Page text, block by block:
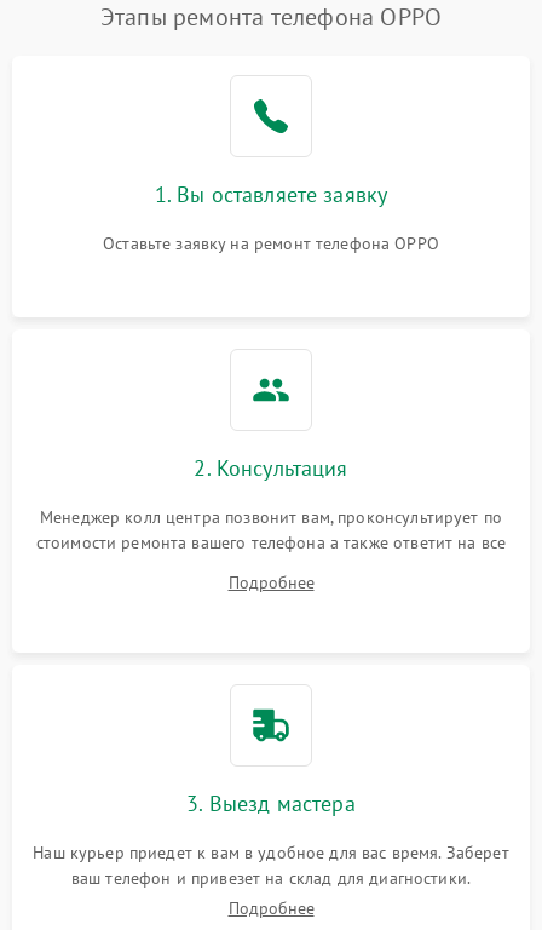
Не работает Face ID 4000 ₽ Подробнее →
Этапы ремонта телефона OPPO
1. Вы оставляете заявку
Оставьте заявку на ремонт телефона OPPO
2. Консультация
Менеджер колл центра позвонит вам, проконсультирует по
стоимости ремонта вашего телефона а также ответит на все
Подробнее
3. Выезд мастера
Наш курьер приедет к вам в удобное для вас время. Заберет
ваш телефон и привезет на склад для диагностики.
Подробнее